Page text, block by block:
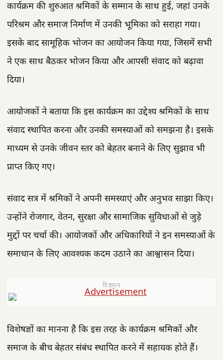
कार्यक्रम की शुरुआत श्रमिकों के सम्मान के साथ हुई, जहां उनके
परिश्रम और समाज निर्माण में उनकी भूमिका को सराहा गया।
इसके बाद सामूहिक भोजन का आयोजन किया गया, जिसमें सभी
ने एक साथ बैठकर भोजन किया और आपसी संवाद को बढ़ावा
दिया।
आयोजकों ने बताया कि इस कार्यक्रम का उद्देश्य श्रमिकों के साथ
संवाद स्थापित करना और उनकी समस्याओं को समझना है। इसके
माध्यम से उनके जीवन स्तर को बेहतर बनाने के लिए सुझाव भी
प्राप्त किए गए।
संवाद सत्र में श्रमिकों ने अपनी समस्याएं और अनुभव साझा किए।
उन्होंने रोजगार, वेतन, सुरक्षा और सामाजिक सुविधाओं से जुड़े
मुद्दों पर चर्चा की। आयोजकों और अधिकारियों ने इन समस्याओं के
समाधान के लिए आवश्यक कदम उठाने का आश्वासन दिया।
विज्ञापन
विशेषज्ञों का मानना है कि इस तरह के कार्यक्रम श्रमिकों और
समाज के बीच बेहतर संबंध स्थापित करने में सहायक होते हैं।